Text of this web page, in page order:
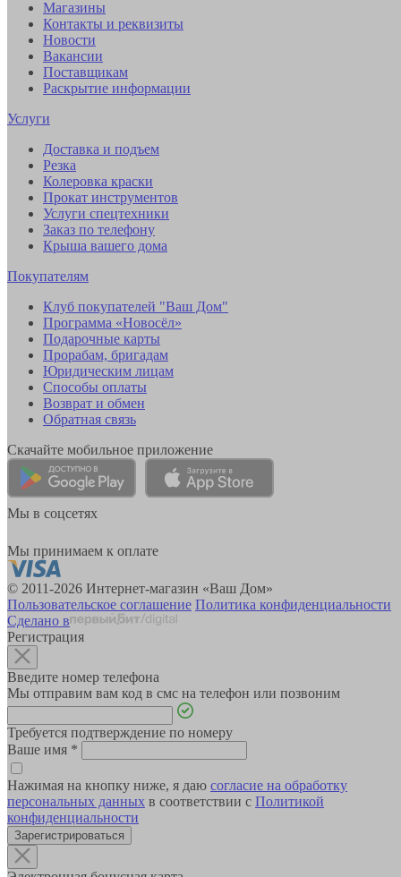
Магазины
Контакты и реквизиты
Новости
Вакансии
Поставщикам
Раскрытие информации
Услуги
Доставка и подъем
Резка
Колеровка краски
Прокат инструментов
Услуги спецтехники
Заказ по телефону
Крыша вашего дома
Покупателям
Клуб покупателей "Ваш Дом"
Программа «Новосёл»
Подарочные карты
Прорабам, бригадам
Юридическим лицам
Способы оплаты
Возврат и обмен
Обратная связь
Скачайте мобильное приложение
Мы в соцсетях
Мы принимаем к оплате
© 2011-2026 Интернет-магазин «Ваш Дом»
Пользовательское соглашение Политика конфиденциальности
Сделано в
Регистрация
Введите номер телефона
Мы отправим вам код в смс на телефон или позвоним
Требуется подтверждение по номеру
Ваше имя *
Нажимая на кнопку ниже, я даю согласие на обработку
персональных данных в соответствии с Политикой
конфиденциальности
Зарегистрироваться